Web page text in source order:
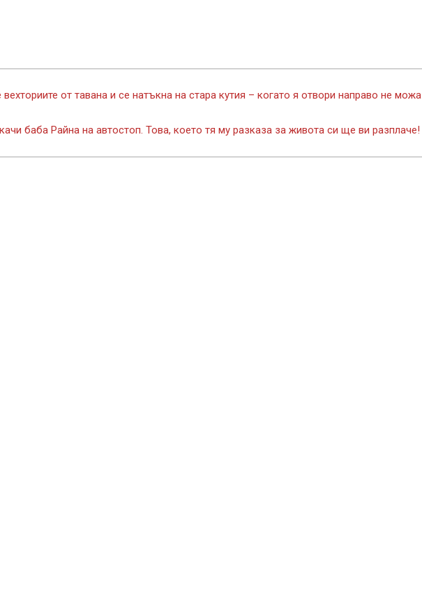
от тавана и се натъкна на стара кутия – когато я отвори направо не можа
баба Райна на автостоп. Това, което тя му разказа за живота си ще ви разплаче!